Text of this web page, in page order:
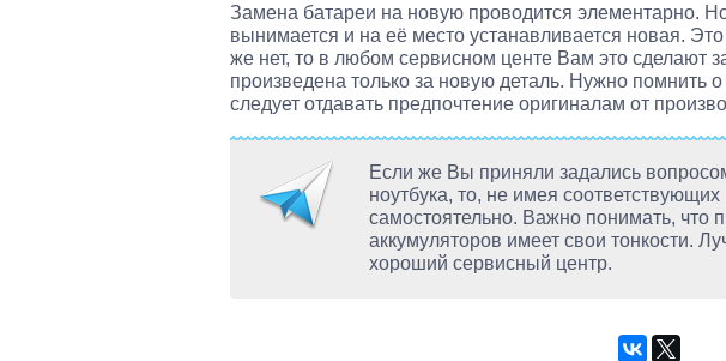
Замена батареи на новую проводится элементарно.
вынимается и на её место устанавливается новая.
же нет, то в любом сервисном центе Вам это сделают
произведена только за новую деталь. Нужно помнить
следует отдавать предпочтение оригиналам от
Если же Вы приняли задались
ноутбука, то, не имея
самостоятельно. Важно понимать, что
аккумуляторов имеет свои тонкости.
хороший сервисный центр.